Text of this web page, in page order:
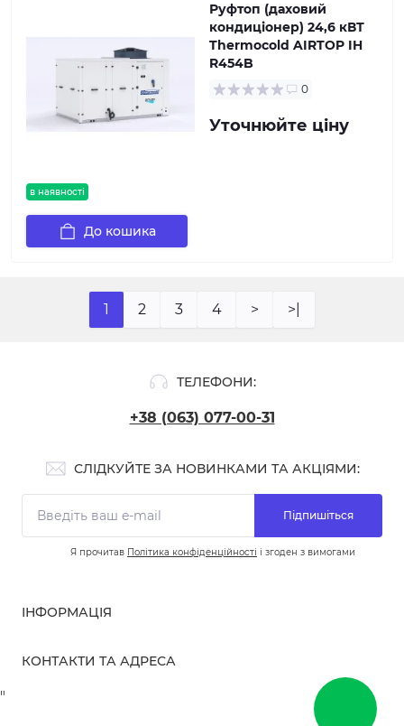
в наявності
Руфтоп (даховий
кондиціонер) 24,6 кВТ
Thermocold AIRTOP IH
R454B
0
Уточнюйте ціну
До кошика
1 2 3 4 > >|
ТЕЛЕФОНИ:
+38 (063) 077-00-31
СЛІДКУЙТЕ ЗА НОВИНКАМИ ТА АКЦІЯМИ:
Підпишіться
Я прочитав Політика конфіденційності і згоден з вимогами
ІНФОРМАЦІЯ
Доставка та оплата
КОНТАКТИ ТА АДРЕСА
"